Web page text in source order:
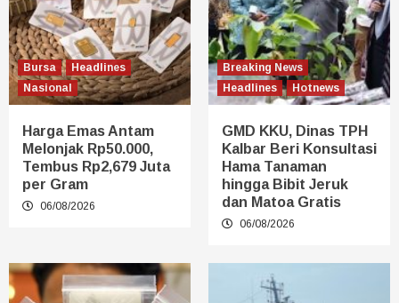
Bursa
Headlines
Nasional
Harga Emas Antam
Melonjak Rp50.000,
Tembus Rp2,679 Juta
per Gram
06/08/2026
Breaking News
Headlines
Hotnews
GMD KKU, Dinas TPH
Kalbar Beri Konsultasi
Hama Tanaman
hingga Bibit Jeruk
dan Matoa Gratis
06/08/2026